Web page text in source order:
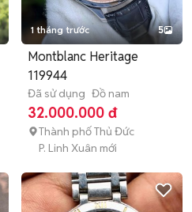
1 tháng trước 5
Montblanc Heritage
119944
Đã sử dụng Đồ nam
32.000.000 đ
Thành phố Thủ Đức
P. Linh Xuân mới